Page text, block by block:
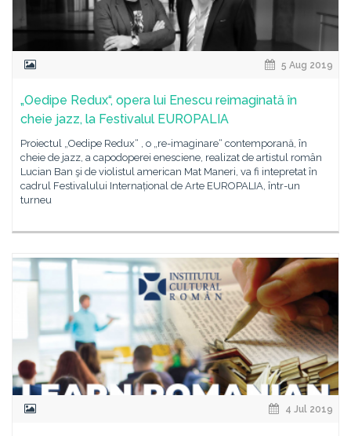
5 Aug 2019
„Oedipe Redux“, opera lui Enescu reimaginată în
cheie jazz, la Festivalul EUROPALIA
Proiectul „Oedipe Redux“ , o „re-imaginare“ contemporană, în
cheie de jazz, a capodoperei enesciene, realizat de artistul român
Lucian Ban şi de violistul american Mat Maneri, va fi intepretat în
cadrul Festivalului Internațional de Arte EUROPALIA, într-un
turneu
4 Jul 2019